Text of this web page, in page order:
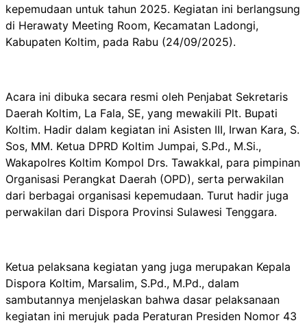
kepemudaan untuk tahun 2025. Kegiatan ini berlangsung
di Herawaty Meeting Room, Kecamatan Ladongi,
Kabupaten Koltim, pada Rabu (24/09/2025).
Acara ini dibuka secara resmi oleh Penjabat Sekretaris
Daerah Koltim, La Fala, SE, yang mewakili Plt. Bupati
Koltim. Hadir dalam kegiatan ini Asisten III, Irwan Kara, S.
Sos, MM. Ketua DPRD Koltim Jumpai, S.Pd., M.Si.,
Wakapolres Koltim Kompol Drs. Tawakkal, para pimpinan
Organisasi Perangkat Daerah (OPD), serta perwakilan
dari berbagai organisasi kepemudaan. Turut hadir juga
perwakilan dari Dispora Provinsi Sulawesi Tenggara.
Ketua pelaksana kegiatan yang juga merupakan Kepala
Dispora Koltim, Marsalim, S.Pd., M.Pd., dalam
sambutannya menjelaskan bahwa dasar pelaksanaan
kegiatan ini merujuk pada Peraturan Presiden Nomor 43